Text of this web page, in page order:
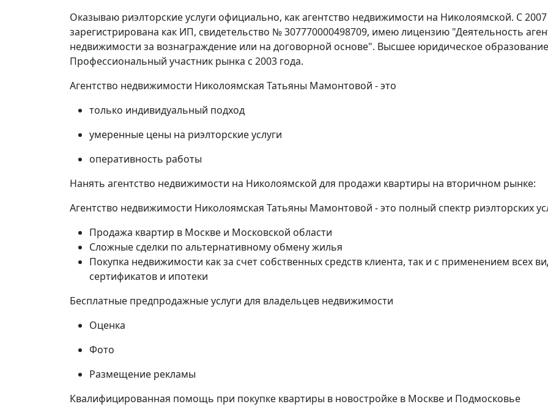
Оказываю риэлторские услуги официально, как агентство недвижимости на Николоямской. С 2007
зарегистрирована как ИП, свидетельство № 307770000498709, имею лицензию "Деятельность
недвижимости за вознаграждение или на договорной основе". Высшее юридическое
Профессиональный участник рынка с 2003 года.
Агентство недвижимости Николоямская Татьяны Мамонтовой - это
только индивидуальный подход
умеренные цены на риэлторские услуги
оперативность работы
Нанять агентство недвижимости на Николоямской для продажи квартиры на вторичном рынке:
Агентство недвижимости Николоямская Татьяны Мамонтовой - это полный спектр риэлторских
Продажа квартир в Москве и Московской области
Сложные сделки по альтернативному обмену жилья
Покупка недвижимости как за счет собственных средств клиента, так и с применением всех
сертификатов и ипотеки
Бесплатные предпродажные услуги для владельцев недвижимости
Оценка
Фото
Размещение рекламы
Квалифицированная помощь при покупке квартиры в новостройке в Москве и Подмосковье
Красный Ворота